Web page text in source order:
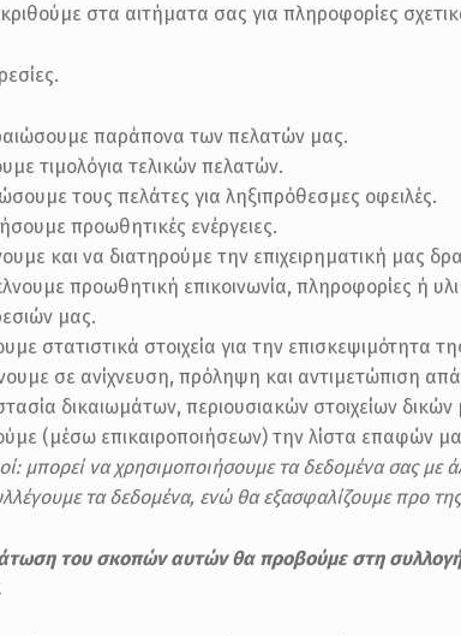
στα αιτήματα σας για πληροφορίες
παράπονα των πελατών μας.
τιμολόγια τελικών πελατών.
τους πελάτες για ληξιπρόθεσμες οφειλές.
προωθητικές ενέργειες.
και να διατηρούμε την επιχειρηματική μας
προωθητική επικοινωνία, πληροφορίες ή
μας.
στατιστικά στοιχεία για την επισκεψιμότητα
σε ανίχνευση, πρόληψη και αντιμετώπιση
δικαιωμάτων, περιουσιακών στοιχείων δικών
(μέσω επικαιροποιήσεων) την λίστα επαφών
μπορεί να χρησιμοποιήσουμε τα δεδομένα σας με
τα δεδομένα, ενώ θα εξασφαλίζουμε προ
του σκοπών αυτών θα προβούμε στη